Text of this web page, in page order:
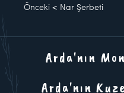
Önceki < Nar Şerbeti
Arda'nın
Arda'nın